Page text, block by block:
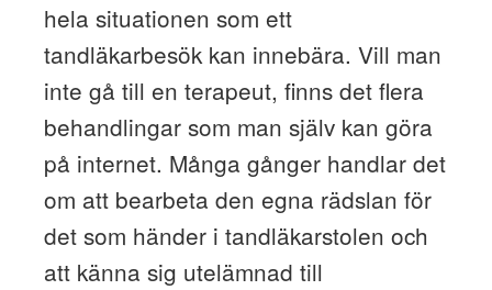
hela situationen som ett
tandläkarbesök kan innebära. Vill man
inte gå till en terapeut, finns det flera
behandlingar som man själv kan göra
på internet. Många gånger handlar det
om att bearbeta den egna rädslan för
det som händer i tandläkarstolen och
att känna sig utelämnad till